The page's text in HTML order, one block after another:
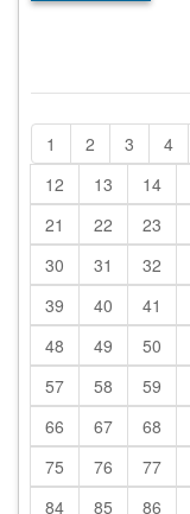
1 2 3 4
12
13 14
21
22 23
30
31 32
39
40 41
48
49 50
57
58 59
66
67 68
75
76 77
84
85 86